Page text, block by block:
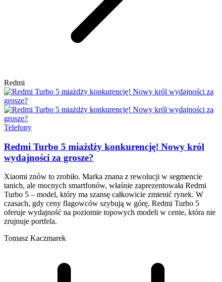
Redmi
Telefony
Redmi Turbo 5 miażdży konkurencję! Nowy król
wydajności za grosze?
Xiaomi znów to zrobiło. Marka znana z rewolucji w segmencie
tanich, ale mocnych smartfonów, właśnie zaprezentowała Redmi
Turbo 5 – model, który ma szansę całkowicie zmienić rynek. W
czasach, gdy ceny flagowców szybują w górę, Redmi Turbo 5
oferuje wydajność na poziomie topowych modeli w cenie, która nie
zrujnuje portfela.
Tomasz Kaczmarek